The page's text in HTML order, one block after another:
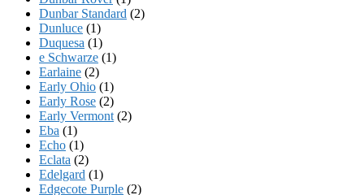
Dunbar Standard (2)
Dunluce (1)
Duquesa (1)
e Schwarze (1)
Earlaine (2)
Early Ohio (1)
Early Rose (2)
Early Vermont (2)
Eba (1)
Echo (1)
Eclata (2)
Edelgard (1)
Edgecote Purple (2)